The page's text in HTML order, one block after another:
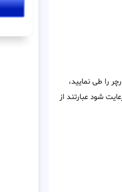
را طی نمایید،
شود عبارتند از